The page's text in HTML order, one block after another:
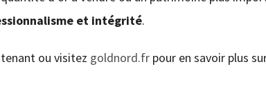
et intégrité.
ou visitez goldnord.frpour en savoir plus